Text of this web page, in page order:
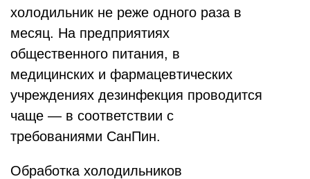
холодильник не реже одного раза в
месяц. На предприятиях
общественного питания, в
медицинских и фармацевтических
учреждениях дезинфекция проводится
чаще — в соответствии с
требованиями СанПин.
Обработка холодильников